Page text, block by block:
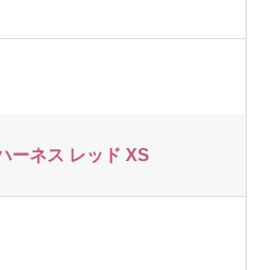
ーネス レッド XS